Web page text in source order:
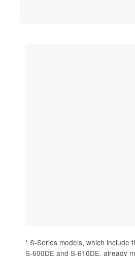
* S-Series models, which include
S-600DE and S-610DE, already